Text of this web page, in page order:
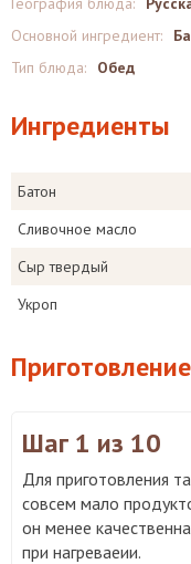
Основной ингредиент:
Тип блюда:
Обед
Ингредиенты
Батон
Сливочное масло
Сыр твердый
Укроп
Приготовление
Шаг 1 из 10
Для приготовления
совсем мало
он менее
при нагреваеии.